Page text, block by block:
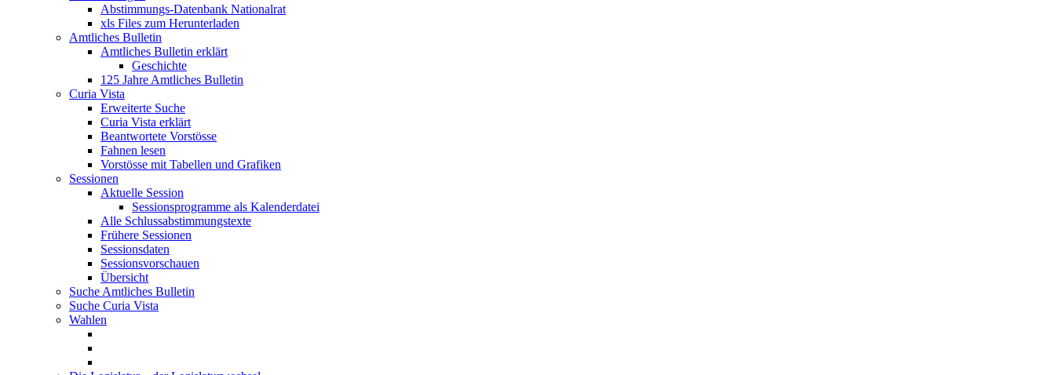
Abstimmungs-Datenbank Nationalrat
xls Files zum Herunterladen
Amtliches Bulletin
Amtliches Bulletin erklärt
Geschichte
125 Jahre Amtliches Bulletin
Curia Vista
Erweiterte Suche
Curia Vista erklärt
Beantwortete Vorstösse
Fahnen lesen
Vorstösse mit Tabellen und Grafiken
Sessionen
Aktuelle Session
Sessionsprogramme als Kalenderdatei
Alle Schlussabstimmungstexte
Frühere Sessionen
Sessionsdaten
Sessionsvorschauen
Übersicht
Suche Amtliches Bulletin
Suche Curia Vista
Wahlen